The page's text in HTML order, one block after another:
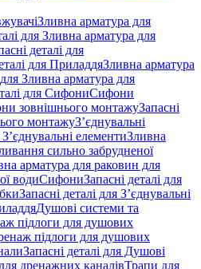
Зливна арматура для
для Зливна арматура для
деталі для
для ПриладдяЗливна арматура
для Зливна арматура для
для СифониСифони
зовнішнього монтажуЗапасні
монтажуЗ’єднувальні
З’єднувальні елементиЗливна
сильно забрудненої
арматура для раковин для
водиСифониЗапасні деталі для
Запасні деталі для З’єднувальні
Душові системи та
підлоги для душових
підлоги для душових
Запасні деталі для Душові
дренажних каналівТрапи для